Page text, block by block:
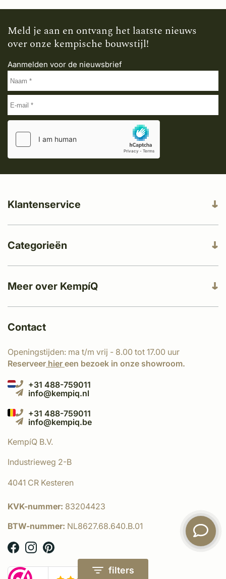
filters
Meld je aan en ontvang het laatste nieuws
over onze kempische bouwstijl!
Aanmelden voor de nieuwsbrief
Meer over KempíQ
Klantenservice
Categorieën
Contact
Openingstijden: ma t/m vrij - 8.00 tot 17.00 uur
Reserveer hier een bezoek in onze showroom.
+31 488-759011
info@kempiq.nl
+31 488-759011
info@kempiq.be
KempíQ B.V.
Industrieweg 2-B
4041 CR Kesteren
KVK-nummer: 83204423
BTW-nummer: NL8627.68.640.B.01